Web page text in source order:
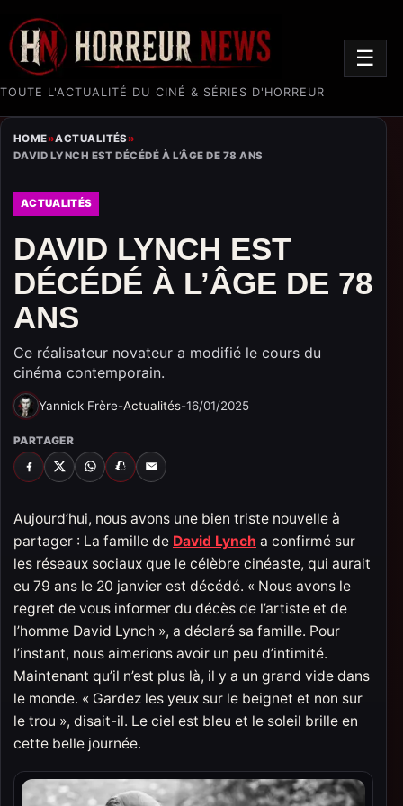
TOUTE L'ACTUALITÉ DU CINÉ & SÉRIES D'HORREUR
☰
HOME»ACTUALITÉS»
DAVID LYNCH EST DÉCÉDÉ À L’ÂGE DE 78 ANS
ACTUALITÉS
DAVID LYNCH EST
DÉCÉDÉ À L’ÂGE DE 78
ANS
Ce réalisateur novateur a modifié le cours du
cinéma contemporain.
Yannick Frère-Actualités-16/01/2025
PARTAGER
FACEBOOK
X WHATSAPP
SNAPCHAT
EMAIL
Aujourd’hui, nous avons une bien triste nouvelle à
partager : La famille de David Lynch a confirmé sur
les réseaux sociaux que le célèbre cinéaste, qui aurait
eu 79 ans le 20 janvier est décédé. « Nous avons le
regret de vous informer du décès de l’artiste et de
l’homme David Lynch », a déclaré sa famille. Pour
l’instant, nous aimerions avoir un peu d’intimité.
Maintenant qu’il n’est plus là, il y a un grand vide dans
le monde. « Gardez les yeux sur le beignet et non sur
le trou », disait-il. Le ciel est bleu et le soleil brille en
cette belle journée.